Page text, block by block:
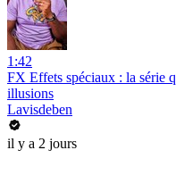
1:42
FX Effets spéciaux : la série
illusions
Lavisdeben
il y a 2 jours